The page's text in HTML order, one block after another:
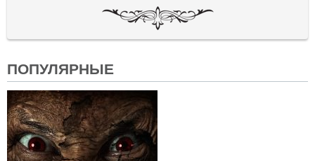
ПОПУЛЯРНЫЕ